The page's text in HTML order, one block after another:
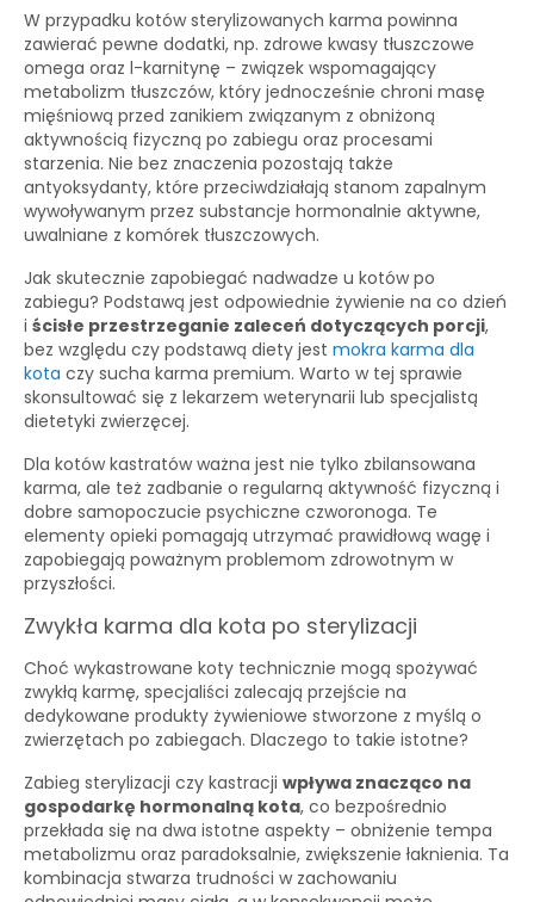
W przypadku kotów sterylizowanych karma powinna
zawierać pewne dodatki, np. zdrowe kwasy tłuszczowe
omega oraz l-karnitynę – związek wspomagający
metabolizm tłuszczów, który jednocześnie chroni masę
mięśniową przed zanikiem związanym z obniżoną
aktywnością fizyczną po zabiegu oraz procesami
starzenia. Nie bez znaczenia pozostają także
antyoksydanty, które przeciwdziałają stanom zapalnym
wywoływanym przez substancje hormonalnie aktywne,
uwalniane z komórek tłuszczowych.
Jak skutecznie zapobiegać nadwadze u kotów po
zabiegu? Podstawą jest odpowiednie żywienie na co dzień
i ścisłe przestrzeganie zaleceń dotyczących porcji,
bez względu czy podstawą diety jest mokra karma dla
kota czy sucha karma premium. Warto w tej sprawie
skonsultować się z lekarzem weterynarii lub specjalistą
dietetyki zwierzęcej.
Dla kotów kastratów ważna jest nie tylko zbilansowana
karma, ale też zadbanie o regularną aktywność fizyczną i
dobre samopoczucie psychiczne czworonoga. Te
elementy opieki pomagają utrzymać prawidłową wagę i
zapobiegają poważnym problemom zdrowotnym w
przyszłości.
Zwykła karma dla kota po sterylizacji
Choć wykastrowane koty technicznie mogą spożywać
zwykłą karmę, specjaliści zalecają przejście na
dedykowane produkty żywieniowe stworzone z myślą o
zwierzętach po zabiegach. Dlaczego to takie istotne?
Zabieg sterylizacji czy kastracji wpływa znacząco na
gospodarkę hormonalną kota, co bezpośrednio
przekłada się na dwa istotne aspekty – obniżenie tempa
metabolizmu oraz paradoksalnie, zwiększenie łaknienia. Ta
kombinacja stwarza trudności w zachowaniu